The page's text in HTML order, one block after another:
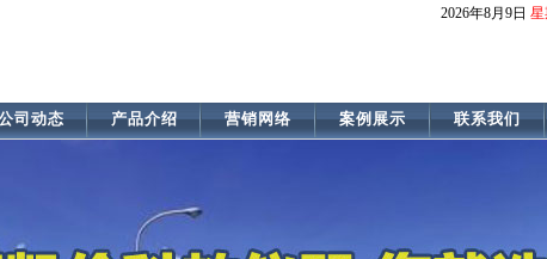
2026年8月9日
司动态 产品介绍 营销网络 案例展示 联系我们